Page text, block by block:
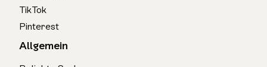
TikTok
Pinterest
Allgemein